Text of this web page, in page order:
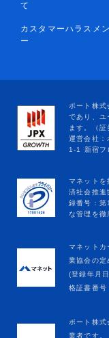
て
カスタマーハラスメ
ー
マネットカ
業協会の定
(登録年月
格証書番
ポート株式
業者です。